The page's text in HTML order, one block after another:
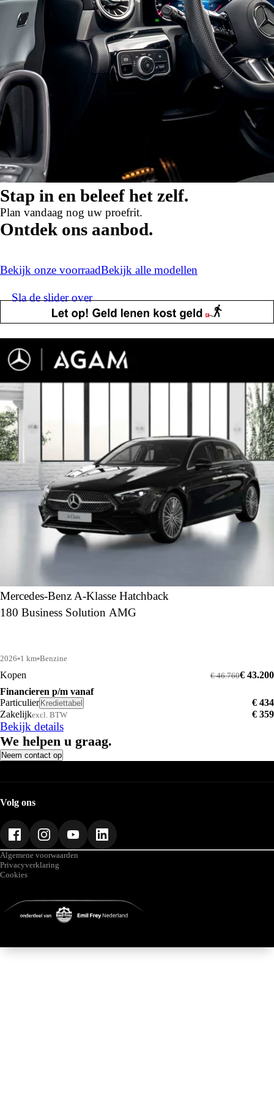
Stap in en beleef het zelf.
Plan vandaag nog uw proefrit.
Ontdek ons aanbod.
Bekijk onze voorraadBekijk alle modellen
Sla de slider over
Mercedes-Benz A-Klasse Hatchback
180 Business Solution AMG
2026 1 km Benzine
Kopen € 43.200
€ 46.760
Financieren p/m vanaf
Particulier Krediettabel
€ 434
Zakelijkexcl. BTW € 359
Bekijk details
We helpen u graag.
Neem contact op
AGAM Naaldwijk
Volg ons
Algemene voorwaarden
Privacyverklaring
Cookies